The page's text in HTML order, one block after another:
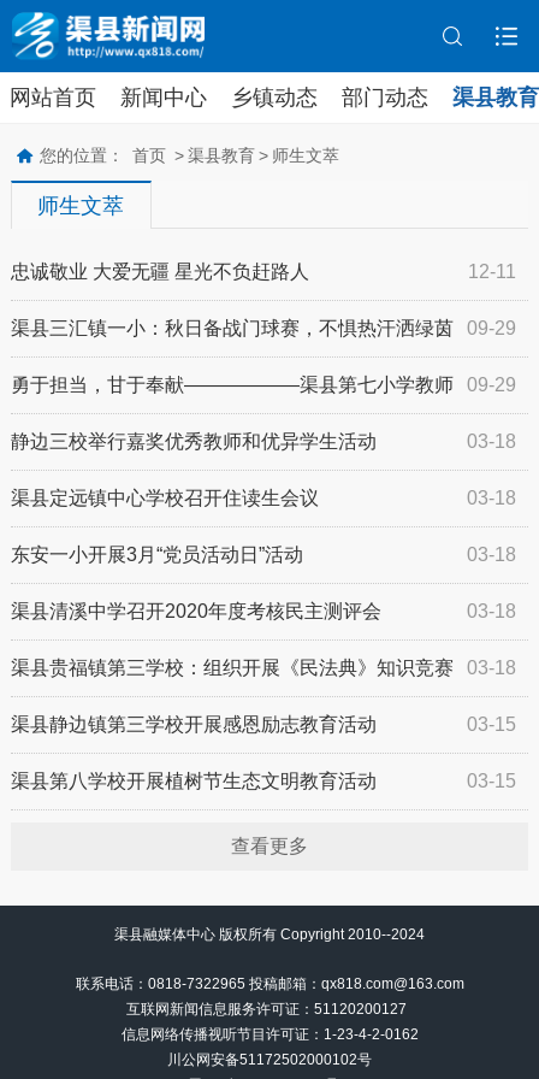
网站首页 新闻中心 乡镇动态 部门动态 渠县教育
您的位置： 首页 > 渠县教育 > 师生文萃
师生文萃
12-11
忠诚敬业 大爱无疆 星光不负赶路人
09-29
渠县三汇镇一小：秋日备战门球赛，不惧热汗洒绿茵
09-29
勇于担当，甘于奉献——————渠县第七小学教师
积极参与无偿献血 03-18
静边三校举行嘉奖优秀教师和优异学生活动
03-18
渠县定远镇中心学校召开住读生会议
03-18
东安一小开展3月“党员活动日”活动
03-18
渠县清溪中学召开2020年度考核民主测评会
03-18
渠县贵福镇第三学校：组织开展《民法典》知识竞赛
活动 03-15
渠县静边镇第三学校开展感恩励志教育活动
03-15
渠县第八学校开展植树节生态文明教育活动
查看更多
渠县融媒体中心 版权所有 Copyright 2010--2024
联系电话：0818-7322965 投稿邮箱：qx818.com@163.com
互联网新闻信息服务许可证：51120200127
信息网络传播视听节目许可证： 1-23-4-2-0162
川公网安备51172502000102号